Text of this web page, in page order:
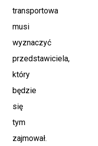
transportowa
musi
wyznaczyć
przedstawiciela,
który
będzie
się
tym
zajmował.